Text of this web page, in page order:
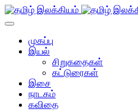
முகப்பு
இயல்
சிறுகதைகள்
கட்டுரைகள்
இசை
நாடகம்
கவிதை